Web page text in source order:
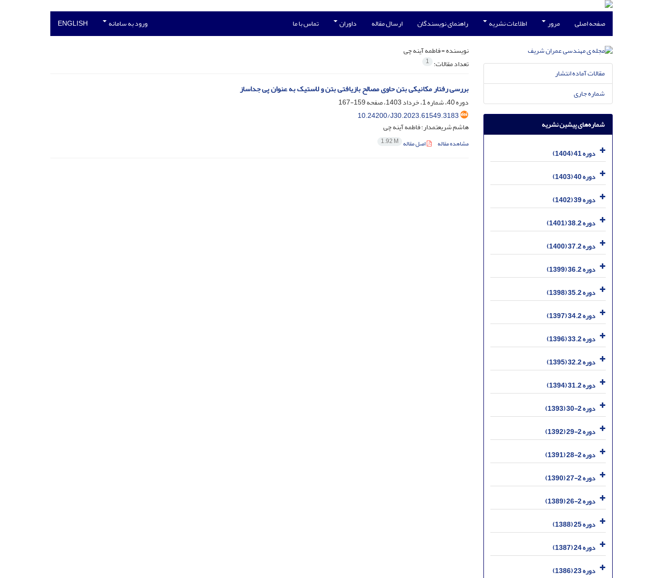
صفحه اصلی مرور اطلاعات نشریه راهنمای نویسندگان ارسال مقاله داوران تماس با ما ورود به سامانه ENGLISH
نویسنده =فاطمه آینه چی
تعداد مقالات: 1
بررسی رفتار مکانیکی بتن حاوی مصالح بازیافتی بتن و لاستیک به عنوان پی جداساز
دوره 40، شماره 1، خرداد 1403، صفحه
159-167
10.24200/J30.2023.61549.3183
هاشم شریعتمدار؛ فاطمه آینه چی
مشاهده مقاله اصل مقاله 1.92 M
مقالات آماده انتشار
شماره جاری
شماره‌های پیشین نشریه
دوره 41 (1404)
دوره 40 (1403)
دوره 39 (1402)
دوره 38.2 (1401)
دوره 37.2 (1400)
دوره 36.2 (1399)
دوره 35.2 (1398)
دوره 34.2 (1397)
دوره 33.2 (1396)
دوره 32.2 (1395)
دوره 31.2 (1394)
دوره 2-30 (1393)
دوره 2-29 (1392)
دوره 2-28 (1391)
دوره 2-27 (1390)
دوره 2-26 (1389)
دوره 25 (1388)
دوره 24 (1387)
دوره 23 (1386)